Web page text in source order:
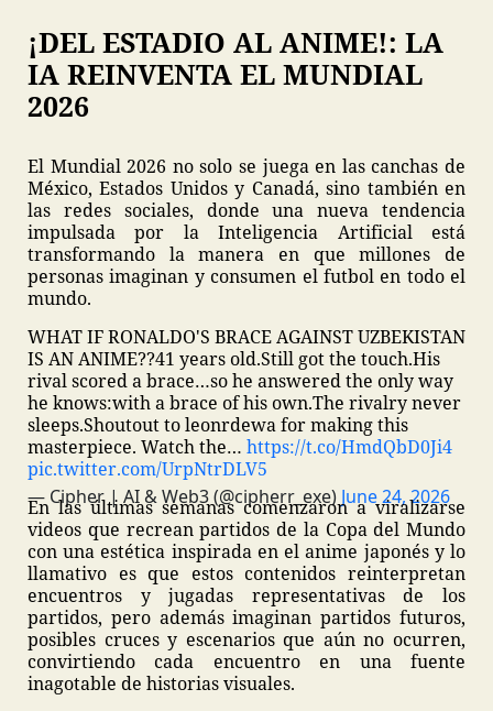
¡DEL ESTADIO AL ANIME!: LA
IA REINVENTA EL MUNDIAL
2026
El Mundial 2026 no solo se juega en las canchas de
México, Estados Unidos y Canadá, sino también en
las redes sociales, donde una nueva tendencia
impulsada por la Inteligencia Artificial está
transformando la manera en que millones de
personas imaginan y consumen el futbol en todo el
mundo.
WHAT IF RONALDO'S BRACE AGAINST UZBEKISTAN
IS AN ANIME??41 years old.Still got the touch.His
rival scored a brace…so he answered the only way
he knows:with a brace of his own.The rivalry never
sleeps.Shoutout to leonrdewa for making this
masterpiece. Watch the… https://t.co/HmdQbD0Ji4
pic.twitter.com/UrpNtrDLV5
— Cipher | AI & Web3 (@cipherr_exe) June 24, 2026
En las últimas semanas comenzaron a viralizarse
videos que recrean partidos de la Copa del Mundo
con una estética inspirada en el anime japonés y lo
llamativo es que estos contenidos reinterpretan
encuentros y jugadas representativas de los
partidos, pero además imaginan partidos futuros,
posibles cruces y escenarios que aún no ocurren,
convirtiendo cada encuentro en una fuente
inagotable de historias visuales.